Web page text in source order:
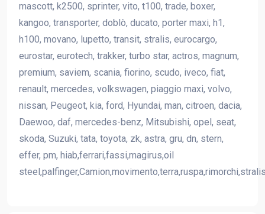
mascott, k2500, sprinter, vito, t100, trade, boxer,
kangoo, transporter, doblò, ducato, porter maxi, h1,
h100, movano, lupetto, transit, stralis, eurocargo,
eurostar, eurotech, trakker, turbo star, actros, magnum,
premium, saviem, scania, fiorino, scudo, iveco, fiat,
renault, mercedes, volkswagen, piaggio maxi, volvo,
nissan, Peugeot, kia, ford, Hyundai, man, citroen, dacia,
Daewoo, daf, mercedes-benz, Mitsubishi, opel, seat,
skoda, Suzuki, tata, toyota, zk, astra, gru, dn, stern,
effer, pm, hiab,ferrari,fassi,magirus,oil